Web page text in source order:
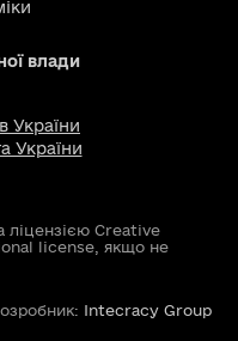
влади
України
України
ліцензією Creative
license, якщо не
Intecracy Group